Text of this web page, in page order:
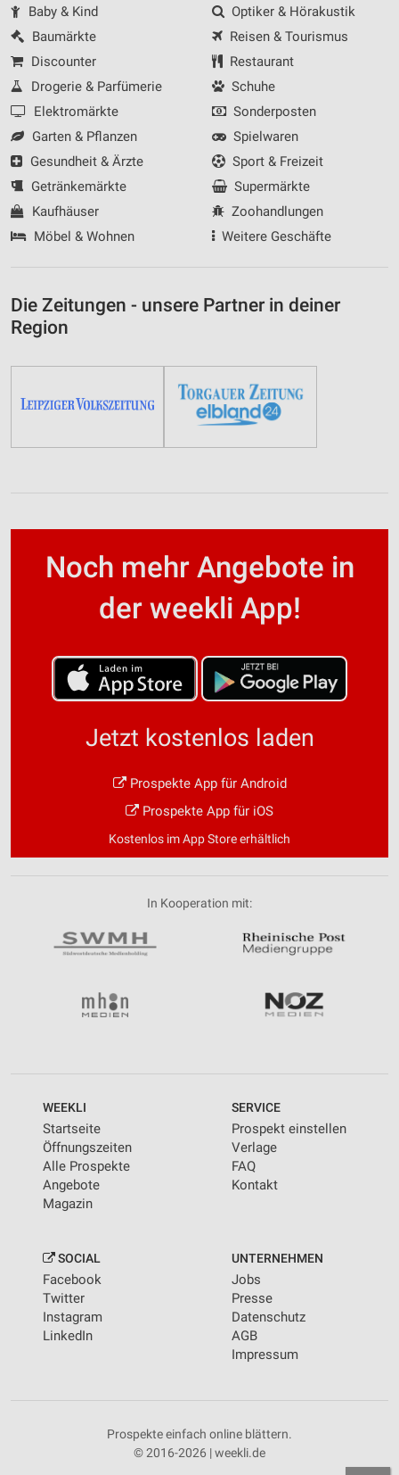
Baby & Kind
Baumärkte
Discounter
Drogerie & Parfümerie
Elektromärkte
Garten & Pflanzen
Gesundheit & Ärzte
Getränkemärkte
Kaufhäuser
Möbel & Wohnen
Optiker & Hörakustik
Reisen & Tourismus
Restaurant
Schuhe
Sonderposten
Spielwaren
Sport & Freizeit
Supermärkte
Zoohandlungen
Weitere Geschäfte
Die Zeitungen - unsere Partner in deiner
Region
Noch mehr Angebote in
der weekli App!
Jetzt kostenlos laden
Prospekte App für Android
Prospekte App für iOS
Kostenlos im App Store erhältlich
In Kooperation mit:
WEEKLI
Startseite
Öffnungszeiten
Alle Prospekte
Angebote
Magazin
SERVICE
Prospekt einstellen
Verlage
FAQ
Kontakt
SOCIAL
Facebook
Twitter
Instagram
LinkedIn
UNTERNEHMEN
Jobs
Presse
Datenschutz
AGB
Impressum
Prospekte einfach online blättern.
© 2016-2026 | weekli.de